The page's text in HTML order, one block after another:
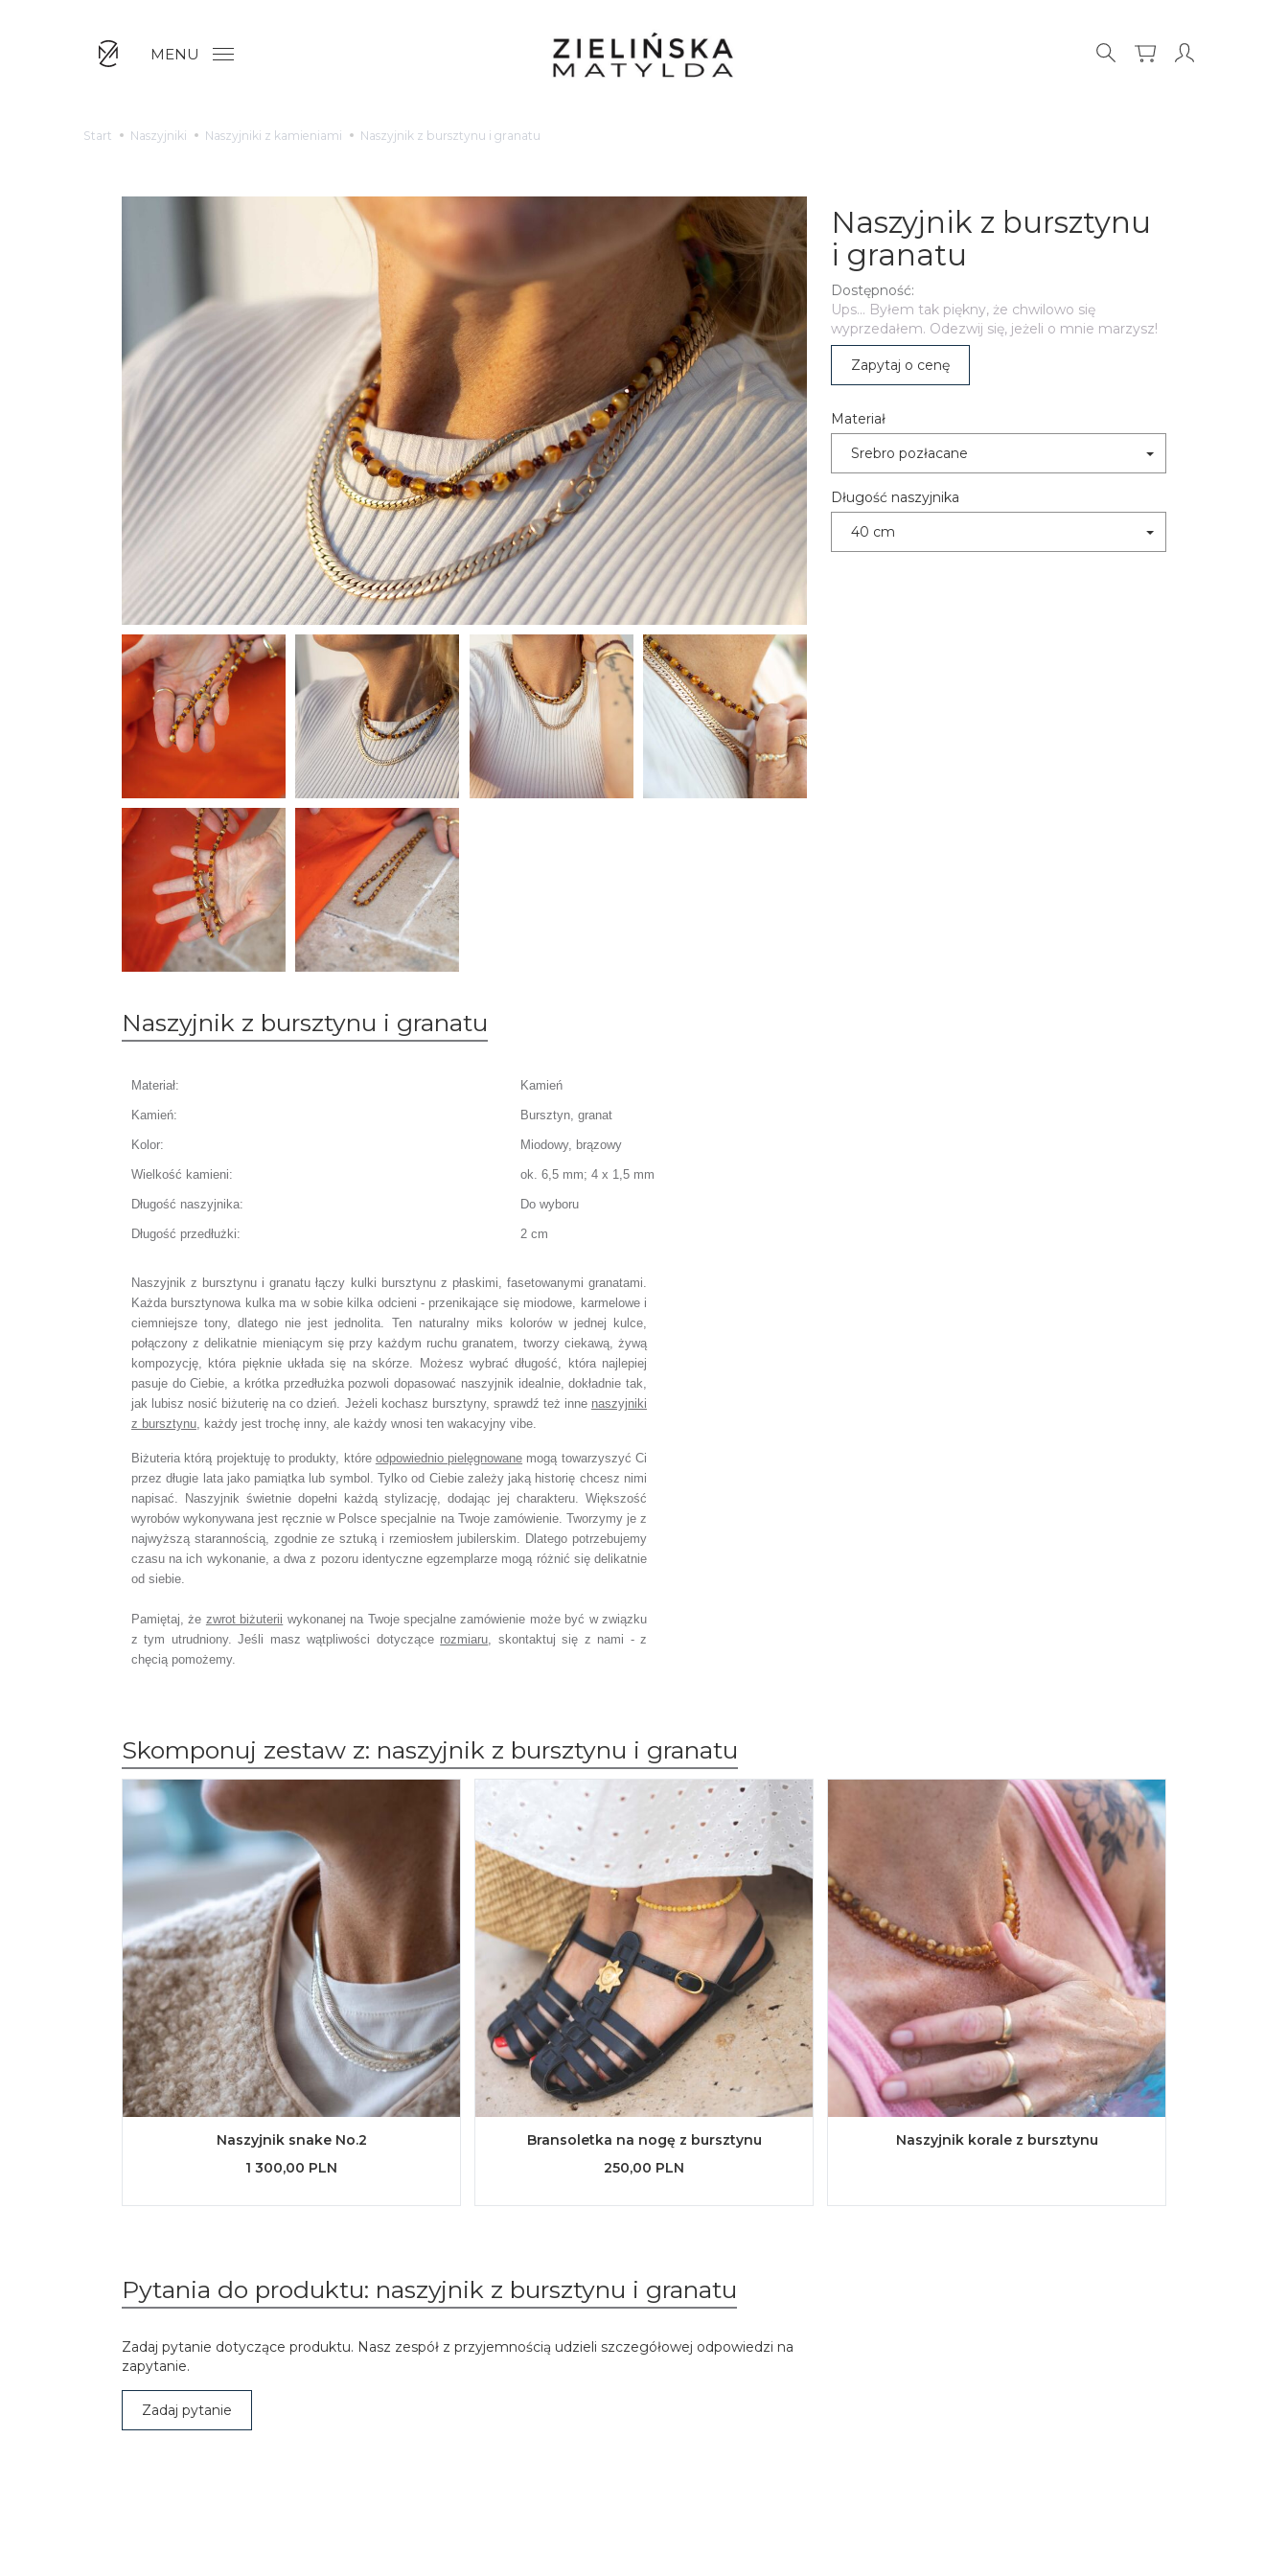
MENU
Start Naszyjniki Naszyjniki z kamieniami Naszyjnik z bursztynu i granatu
Naszyjnik z bursztynu
i granatu
Dostępność:
Ups... Byłem tak piękny, że chwilowo się
wyprzedałem. Odezwij się, jeżeli o mnie marzysz!
Zapytaj o cenę
Materiał
Srebro pozłacane
Długość naszyjnika
40 cm
Naszyjnik z bursztynu i granatu
Materiał: Kamień
Kamień: Bursztyn, granat
Kolor: Miodowy, brązowy
Wielkość kamieni: ok. 6,5 mm; 4 x 1,5 mm
Długość naszyjnika: Do wyboru
Długość przedłużki: 2 cm
Naszyjnik z bursztynu i granatu łączy kulki bursztynu z płaskimi, fasetowanymi granatami.
Każda bursztynowa kulka ma w sobie kilka odcieni - przenikające się miodowe, karmelowe i
ciemniejsze tony, dlatego nie jest jednolita. Ten naturalny miks kolorów w jednej kulce,
połączony z delikatnie mieniącym się przy każdym ruchu granatem, tworzy ciekawą, żywą
kompozycję, która pięknie układa się na skórze. Możesz wybrać długość, która najlepiej
pasuje do Ciebie, a krótka przedłużka pozwoli dopasować naszyjnik idealnie, dokładnie tak,
jak lubisz nosić biżuterię na co dzień. Jeżeli kochasz bursztyny, sprawdź też inne naszyjniki
z bursztynu, każdy jest trochę inny, ale każdy wnosi ten wakacyjny vibe.
Biżuteria którą projektuję to produkty, które odpowiednio pielęgnowane mogą towarzyszyć Ci
przez długie lata jako pamiątka lub symbol. Tylko od Ciebie zależy jaką historię chcesz nimi
napisać. Naszyjnik świetnie dopełni każdą stylizację, dodając jej charakteru. Większość
wyrobów wykonywana jest ręcznie w Polsce specjalnie na Twoje zamówienie. Tworzymy je z
najwyższą starannością, zgodnie ze sztuką i rzemiosłem jubilerskim. Dlatego potrzebujemy
czasu na ich wykonanie, a dwa z pozoru identyczne egzemplarze mogą różnić się delikatnie
od siebie.
Pamiętaj, że zwrot biżuterii wykonanej na Twoje specjalne zamówienie może być w związku
z tym utrudniony. Jeśli masz wątpliwości dotyczące rozmiaru, skontaktuj się z nami - z
chęcią pomożemy.
Skomponuj zestaw z: naszyjnik z bursztynu i granatu
Naszyjnik snake No.2
1 300,00 PLN
Bransoletka na nogę z bursztynu
250,00 PLN
Naszyjnik korale z bursztynu
Pytania do produktu: naszyjnik z bursztynu i granatu
Zadaj pytanie dotyczące produktu. Nasz zespół z przyjemnością udzieli szczegółowej odpowiedzi na
zapytanie.
Zadaj pytanie